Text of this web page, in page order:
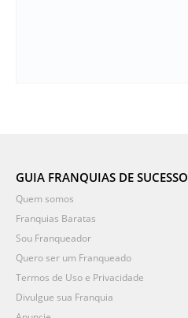
GUIA FRANQUIAS DE SUCESSO
Quem somos
Franquias Baratas
Sou Franqueador
Quero ser um Franqueado
Termos de Uso e Privacidade
Divulgue sua Franquia